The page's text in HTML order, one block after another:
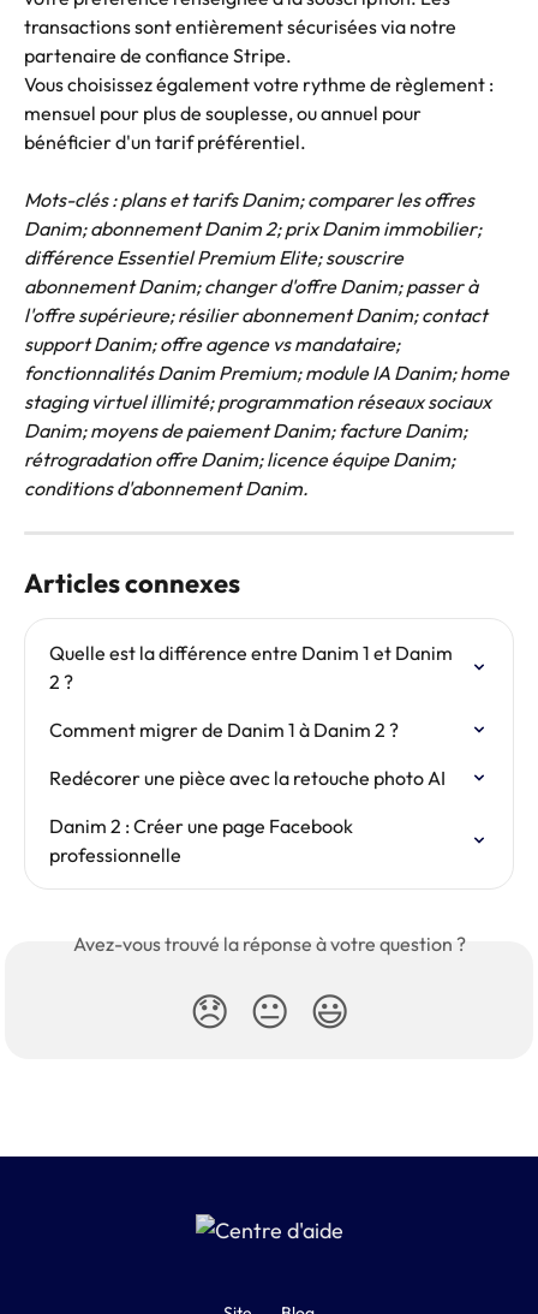
transactions sont entièrement sécurisées via notre
partenaire de confiance Stripe.
Vous choisissez également votre rythme de règlement :
mensuel pour plus de souplesse, ou annuel pour
bénéficier d'un tarif préférentiel.
Mots-clés : plans et tarifs Danim; comparer les offres
Danim; abonnement Danim 2; prix Danim immobilier;
différence Essentiel Premium Elite; souscrire
abonnement Danim; changer d'offre Danim; passer à
l'offre supérieure; résilier abonnement Danim; contact
support Danim; offre agence vs mandataire;
fonctionnalités Danim Premium; module IA Danim; home
staging virtuel illimité; programmation réseaux sociaux
Danim; moyens de paiement Danim; facture Danim;
rétrogradation offre Danim; licence équipe Danim;
conditions d'abonnement Danim.
Articles connexes
Quelle est la différence entre Danim 1 et Danim
2 ?
Comment migrer de Danim 1 à Danim 2 ?
Redécorer une pièce avec la retouche photo AI
Danim 2 : Créer une page Facebook
professionnelle
Avez-vous trouvé la réponse à votre question ?
😞 😐 😃